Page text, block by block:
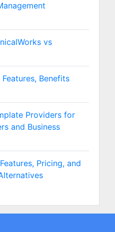
vs
Benefits
Providers for
and Business
Pricing, and